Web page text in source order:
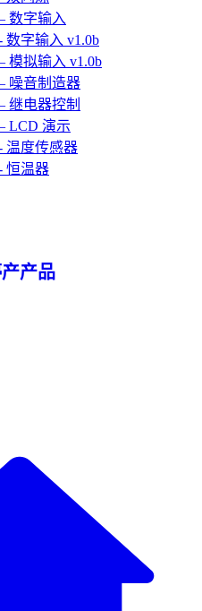
数字输入
数字输入 v1.0b
模拟输入 v1.0b
噪音制造器
继电器控制
LCD 演示
温度传感器
恒温器
产品